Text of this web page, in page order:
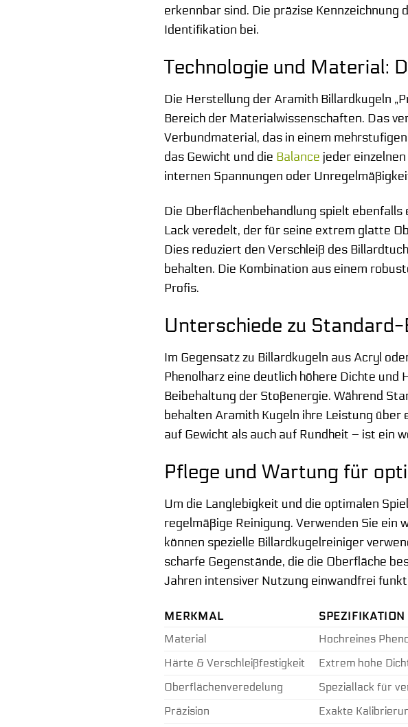
erkennbar sind. Die präzise
Identifikation bei.
Technologie und Material:
Die Herstellung der Aramith Billardkugeln
Bereich der Materialwissenschaften. Das
Verbundmaterial, das in einem
das Gewicht und die Balance jeder
internen Spannungen oder
Die Oberflächenbehandlung spielt
Lack veredelt, der für seine extrem glatte
Dies reduziert den Verschleiß des
behalten. Die Kombination aus einem
Profis.
Unterschiede zu
Im Gegensatz zu Billardkugeln aus Acryl
Phenolharz eine deutlich höhere Dichte
Beibehaltung der Stoßenergie. Während
behalten Aramith Kugeln ihre Leistung über
auf Gewicht als auch auf Rundheit – ist ein
Pflege und Wartung für
Um die Langlebigkeit und die optimalen
regelmäßige Reinigung. Verwenden Sie ein
können spezielle Billardkugelreiniger
scharfe Gegenstände, die die Oberfläche
Jahren intensiver Nutzung einwandfrei
MERKMAL
Material
Hochreines
Härte & Verschleißfestigkeit
Extrem hohe
Oberflächenveredelung
Speziallack für
Präzision
Exakte